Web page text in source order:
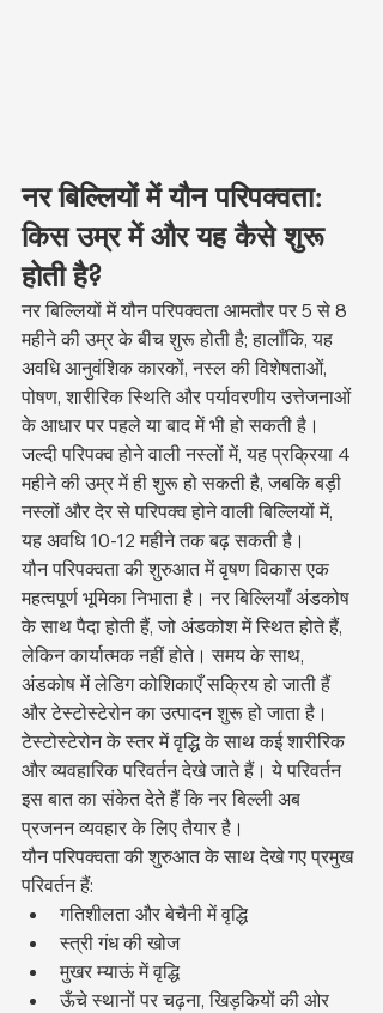
नर बिल्लियों में यौन परिपक्वता:
किस उम्र में और यह कैसे शुरू
होती है?
नर बिल्लियों में यौन परिपक्वता आमतौर पर 5 से 8
महीने की उम्र के बीच शुरू होती है; हालाँकि, यह
अवधि आनुवंशिक कारकों, नस्ल की विशेषताओं,
पोषण, शारीरिक स्थिति और पर्यावरणीय उत्तेजनाओं
के आधार पर पहले या बाद में भी हो सकती है।
जल्दी परिपक्व होने वाली नस्लों में, यह प्रक्रिया 4
महीने की उम्र में ही शुरू हो सकती है, जबकि बड़ी
नस्लों और देर से परिपक्व होने वाली बिल्लियों में,
यह अवधि 10-12 महीने तक बढ़ सकती है।
यौन परिपक्वता की शुरुआत में वृषण विकास एक
महत्वपूर्ण भूमिका निभाता है। नर बिल्लियाँ अंडकोष
के साथ पैदा होती हैं, जो अंडकोश में स्थित होते हैं,
लेकिन कार्यात्मक नहीं होते। समय के साथ,
अंडकोष में लेडिग कोशिकाएँ सक्रिय हो जाती हैं
और टेस्टोस्टेरोन का उत्पादन शुरू हो जाता है।
टेस्टोस्टेरोन के स्तर में वृद्धि के साथ कई शारीरिक
और व्यवहारिक परिवर्तन देखे जाते हैं। ये परिवर्तन
इस बात का संकेत देते हैं कि नर बिल्ली अब
प्रजनन व्यवहार के लिए तैयार है।
यौन परिपक्वता की शुरुआत के साथ देखे गए प्रमुख
परिवर्तन हैं:
गतिशीलता और बेचैनी में वृद्धि
स्त्री गंध की खोज
मुखर म्याऊं में वृद्धि
ऊँचे स्थानों पर चढ़ना, खिड़कियों की ओर